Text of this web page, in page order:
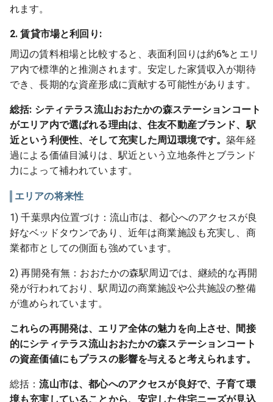
れます。
2. 賃貸市場と利回り:
周辺の賃料相場と比較すると、表面利回りは約6%とエリ
ア内で標準的と推測されます。安定した家賃収入が期待
でき、長期的な資産形成に貢献する可能性があります。
総括: シティテラス流山おおたかの森ステーションコート
がエリア内で選ばれる理由は、住友不動産ブランド、駅
近という利便性、そして充実した周辺環境です。築年経
過による価値目減りは、駅近という立地条件とブランド
力によって補われています。
エリアの将来性
1) 千葉県内位置づけ：流山市は、都心へのアクセスが良
好なベッドタウンであり、近年は商業施設も充実し、商
業都市としての側面も強めています。
2) 再開発有無：おおたかの森駅周辺では、継続的な再開
発が行われており、駅周辺の商業施設や公共施設の整備
が進められています。
これらの再開発は、エリア全体の魅力を向上させ、間接
的にシティテラス流山おおたかの森ステーションコート
の資産価値にもプラスの影響を与えると考えられます。
総括：流山市は、都心へのアクセスが良好で、子育て環
境も充実していることから、安定した住宅ニーズが見込